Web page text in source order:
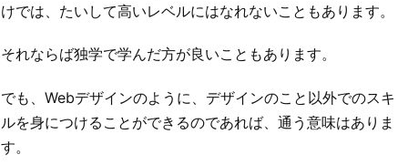
けでは、たいして高いレベルにはなれないこともあります。
それならば独学で学んだ方が良いこともあります。
でも、Webデザインのように、デザインのこと以外でのスキ
ルを身につけることができるのであれば、通う意味はありま
す。